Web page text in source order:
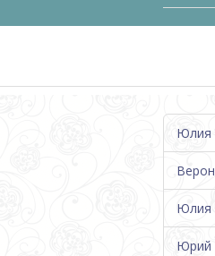
Юлия
Юлия
Юрий